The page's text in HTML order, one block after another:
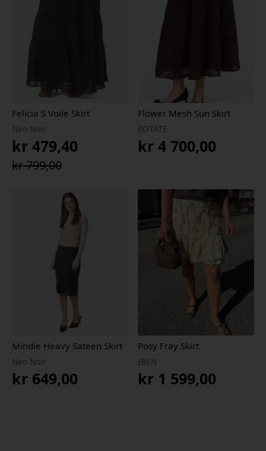
Felicia S Voile Skirt
Neo Noir
kr799,00
Opprinnelig
kr 799,00.
kr 479,40
Nåværende
kr 479,40.
Flower Mesh Sun Skirt
ROTATE
kr4 700,00
Mindie Heavy Sateen Skirt
Neo Noir
kr 649,00
Posy Fray Skirt
IBEN
kr1 599,00